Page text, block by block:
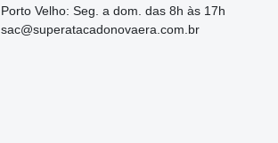
Porto Velho: Seg. a dom. das 8h às 17h
sac@superatacadonovaera.com.br